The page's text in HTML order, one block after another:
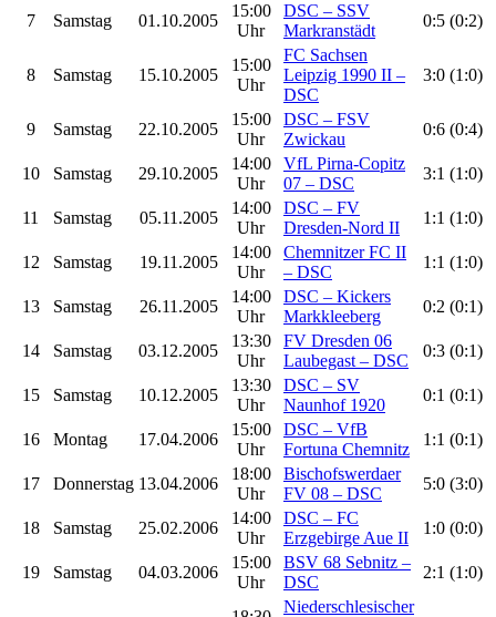
7 Samstag 01.10.2005
15:00
Uhr
DSC – SSV
Markranstädt
0:5 (0:2)
8 Samstag 15.10.2005
15:00
Uhr
FC Sachsen
Leipzig 1990 II –
DSC
3:0 (1:0)
9 Samstag 22.10.2005
15:00
Uhr
DSC – FSV
Zwickau
0:6 (0:4)
10 Samstag 29.10.2005
14:00
Uhr
VfL Pirna-Copitz
07 – DSC
3:1 (1:0)
11 Samstag 05.11.2005
14:00
Uhr
DSC – FV
Dresden-Nord II
1:1 (1:0)
12 Samstag 19.11.2005
14:00
Uhr
Chemnitzer FC II
– DSC
1:1 (1:0)
13 Samstag 26.11.2005
14:00
Uhr
DSC – Kickers
Markkleeberg
0:2 (0:1)
14 Samstag 03.12.2005
13:30
Uhr
FV Dresden 06
Laubegast – DSC
0:3 (0:1)
15 Samstag 10.12.2005
13:30
Uhr
DSC – SV
Naunhof 1920
0:1 (0:1)
16 Montag 17.04.2006
15:00
Uhr
DSC – VfB
Fortuna Chemnitz
1:1 (0:1)
17 Donnerstag 13.04.2006
18:00
Uhr
Bischofswerdaer
FV 08 – DSC
5:0 (3:0)
18 Samstag 25.02.2006
14:00
Uhr
DSC – FC
Erzgebirge Aue II
1:0 (0:0)
19 Samstag 04.03.2006
15:00
Uhr
BSV 68 Sebnitz –
DSC
2:1 (1:0)
Niederschlesischer